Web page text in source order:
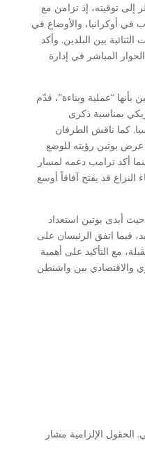
إلى توقيته، إذ تزامن مع
أوكرانيا، والأوضاع في
بين البلدين. وأكد
المباشر في إدارة
بأنها “عملية وبناءة”، قدّم
بمناسبة ذكرى
كما ناقش الطرفان
بوتين رؤيته للوضع
أكد ترامب دعمه لمسار
النزاع قد يفتح آفاقاً أوسع
حيث أبدى بوتين استعداد
فيما اتفق الرئيسان على
مع التأكيد على أهمية
والاقتصادي بين واشنطن
الحقول الإلزامية مشار